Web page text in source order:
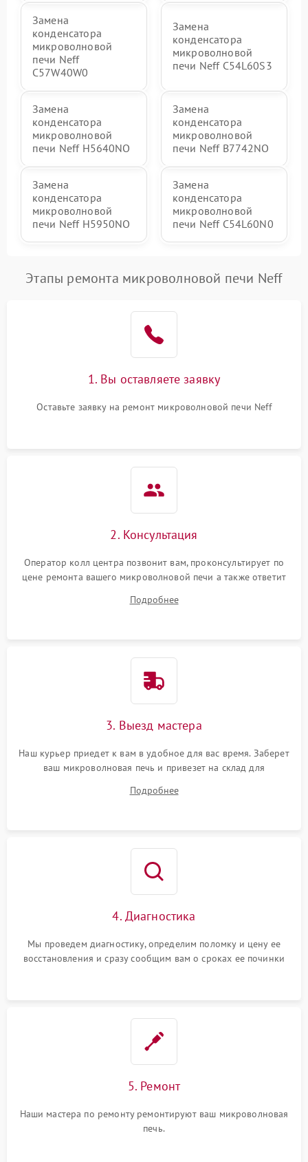
Замена
конденсатора
микроволновой
печи Neff
C57W40W0
Замена
конденсатора
микроволновой
печи Neff C54L60S3
Замена
конденсатора
микроволновой
печи Neff H5640NO
Замена
конденсатора
микроволновой
печи Neff B7742NO
Замена
конденсатора
микроволновой
печи Neff H5950NO
Замена
конденсатора
микроволновой
печи Neff C54L60N0
Этапы ремонта микроволновой печи Neff
1. Вы оставляете заявку
Оставьте заявку на ремонт микроволновой печи Neff
2. Консультация
Оператор колл центра позвонит вам, проконсультирует по
цене ремонта вашего микроволновой печи а также ответит
Подробнее
3. Выезд мастера
Наш курьер приедет к вам в удобное для вас время. Заберет
ваш микроволновая печь и привезет на склад для
Подробнее
4. Диагностика
Мы проведем диагностику, определим поломку и цену ее
восстановления и сразу сообщим вам о сроках ее починки
5. Ремонт
Наши мастера по ремонту ремонтируют ваш микроволновая
печь.